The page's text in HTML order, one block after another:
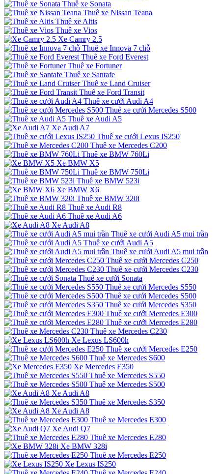
Thuê xe Sonata
Thuê xe Nissan Teana
Thuê xe Altis
Thuê xe Vios
Xe Camry 2.5
Thuê xe Innova 7 chỗ
Thuê xe Ford Everest
Thuê xe Fortuner
Thuê xe Santafe
Thuê xe Land Cruiser
Thuê xe Ford Transit
Thuê xe cưới Audi A4
Thuê xe cưới Mercedes S500
Thuê xe Audi A5
Xe Audi A7
Thuê xe cưới Lexus IS250
Thuê xe Mercedes C200
Thuê xe BMW 760Li
Xe BMW X5
Thuê xe BMW 750Li
Thuê xe BMW 523i
Xe BMW X6
Thuê xe BMW 320i
Thuê xe Audi R8
Thuê xe Audi A6
Xe Audi A8
Thuê xe cưới Audi A5 mui trần
Thuê xe cưới Audi A5
Thuê xe cưới Audi A5 mui trần
Thuê xe cưới Mercedes C250
Thuê xe cưới Mercedes C230
Thuê xe cưới Sonata
Thuê xe cưới Mercedes S550
Thuê xe cưới Mercedes S500
Thuê xe cưới Mercedes S350
Thuê xe cưới Mercedes E300
Thuê xe cưới Mercedes E280
Thuê xe Mercedes C230
Xe Lexus LS600h
Thuê xe cưới Mercedes E250
Thuê xe Mercedes S600
Xe Mercedes E350
Thuê xe Mercedes S550
Thuê xe Mercedes S500
Xe Audi A8
Thuê xe Mercedes S350
Xe Audi A8
Thuê xe Mercedes E300
Xe Audi Q7
Thuê xe Mercedes E280
Xe BMW 328i
Thuê xe Mercedes E250
Xe Lexus IS250